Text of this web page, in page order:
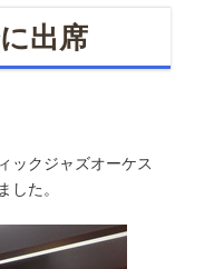
出席
ックジャズオーケス
した。